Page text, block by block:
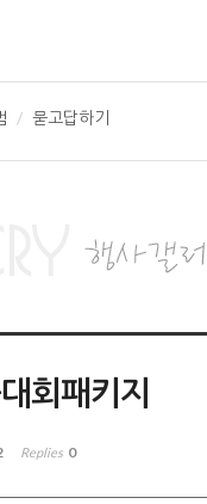
묻고답하기
회패키지
Replies 0